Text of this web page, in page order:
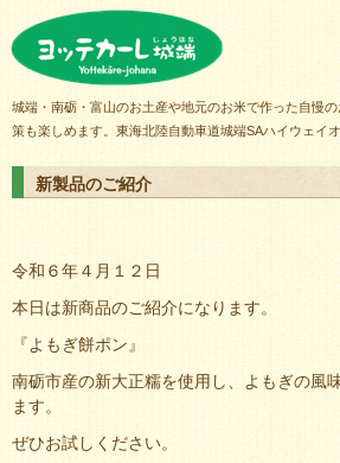
城端・南砺・富山のお土産や地元のお米で作った自慢
策も楽しめます。東海北陸自動車道城端SAハイウェイ
新製品のご紹介
令和６年４月１２日
本日は新商品のご紹介になります。
『よもぎ餅ポン』
南砺市産の新大正糯を使用し、よもぎの風
ます。
ぜひお試しください。